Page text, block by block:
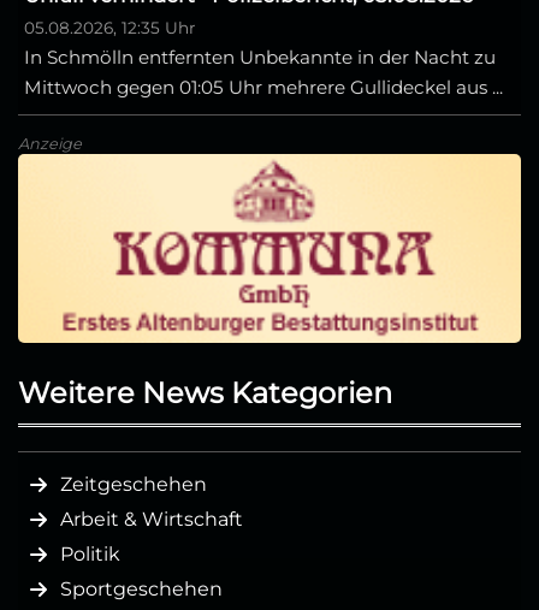
05.08.2026, 12:35 Uhr
In Schmölln entfernten Unbekannte in der Nacht zu
Mittwoch gegen 01:05 Uhr mehrere Gullideckel aus ...
Anzeige
Weitere News Kategorien
Zeitgeschehen
Arbeit & Wirtschaft
Politik
Sportgeschehen